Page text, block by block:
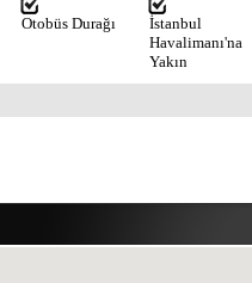
Otobüs Durağı
İstanbul
Havalimanı'na
Yakın